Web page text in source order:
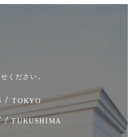
ください。
/TOKYO
/FUKUSHIMA